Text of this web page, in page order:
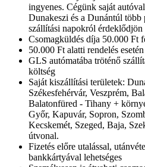
ingyenes. Cégünk saját
Dunakeszi és a Dunántúl
szállítási napokról érdeklődjön
Csomagküldés díja 50.000 Ft
50.000 Ft alatti rendelés
GLS autómatába tröténő
költség
Saját kiszállítási területek:
Székesfehérvár, Veszprém,
Balatonfüred - Tihany +
Győr, Kapuvár, Sopron,
Kecskemét, Szeged, Baja,
útvonal.
Fizetés előre utalással,
bankkártyával lehetséges